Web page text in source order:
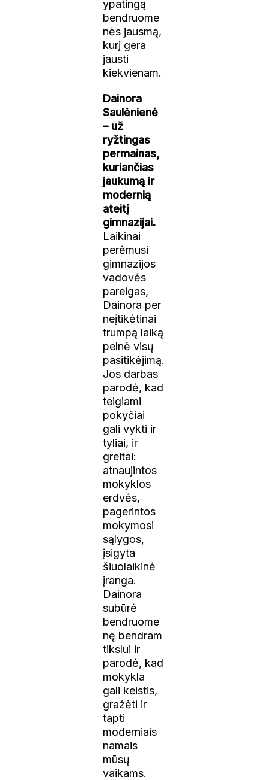
ypatingą
bendruome
nės jausmą,
kurį gera
jausti
kiekvienam.
Dainora
Saulėnienė
– už
ryžtingas
permainas,
kuriančias
jaukumą ir
modernią
ateitį
gimnazijai.
Laikinai
perėmusi
gimnazijos
vadovės
pareigas,
Dainora per
neįtikėtinai
trumpą laiką
pelnė visų
pasitikėjimą.
Jos darbas
parodė, kad
teigiami
pokyčiai
gali vykti ir
tyliai, ir
greitai:
atnaujintos
mokyklos
erdvės,
pagerintos
mokymosi
sąlygos,
įsigyta
šiuolaikinė
įranga.
Dainora
subūrė
bendruome
nę bendram
tikslui ir
parodė, kad
mokykla
gali keistis,
gražėti ir
tapti
moderniais
namais
mūsų
vaikams.